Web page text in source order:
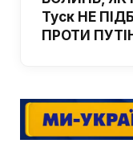
Туск НЕ
ПРОТИ